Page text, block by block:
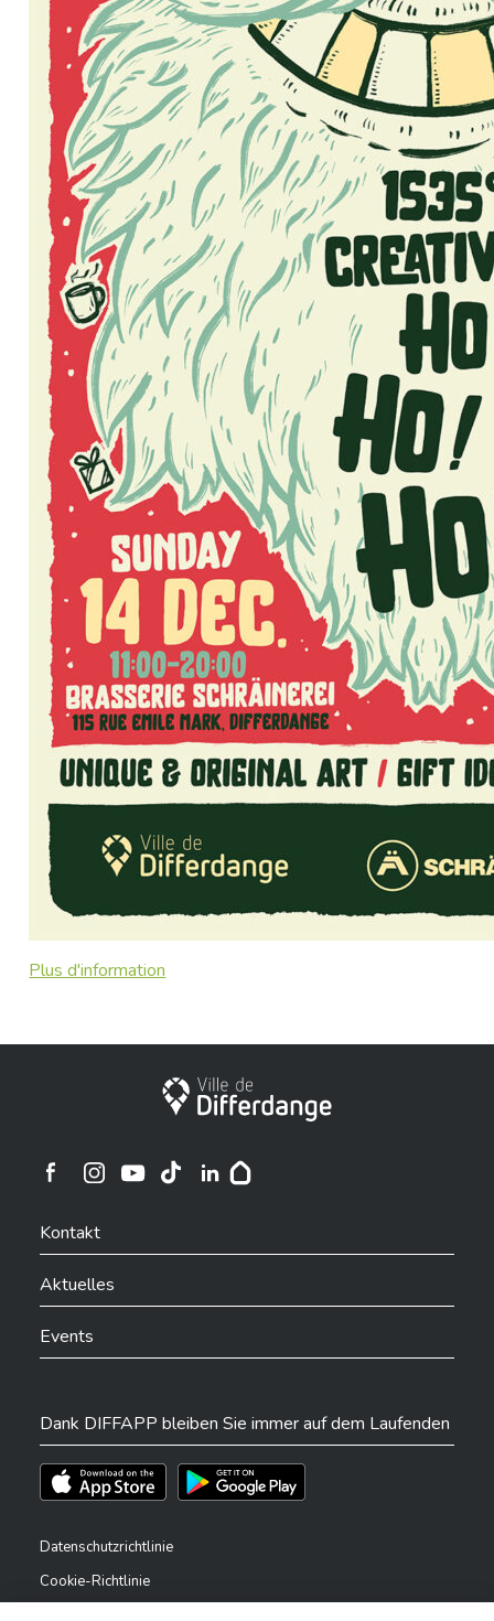
Plus d'information
Stadt Differdingen
Ville de Differdange sur Instagram
Kontakt
Aktuelles
Events
Dank DIFFAPP bleiben Sie immer auf dem Laufenden
Téléchargez l'app sur l'App StoreTéléchargez l'app sur Play Store
Datenschutzrichtlinie
Cookie-Richtlinie